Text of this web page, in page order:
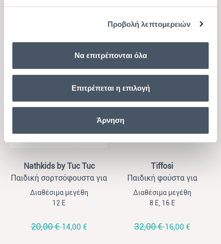
Προβολή λεπτομερειών
Να επιτρέπονται όλα
Επιτρέπεται η επιλογή
Άρνηση
8 Ε, 10 Ε, 12 Ε, 16 Ε
10 Ε
34,00 €
Nathkids by Tuc Tuc
Παιδική σορτσόφουστα για
κορίτσια Nathkids floral
λευκό - μαύρο
Διαθέσιμα μεγέθη
12 Ε
20,00 €14,00 €
Tiffosi
Παιδική φούστα για
κορίτσια Tiffossi μαύρο
Διαθέσιμα μεγέθη
8 Ε, 16 Ε
32,00 €16,00 €